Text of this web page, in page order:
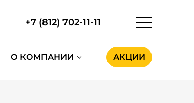
+7 (812) 702-11-11
О КОМПАНИИ АКЦИИ